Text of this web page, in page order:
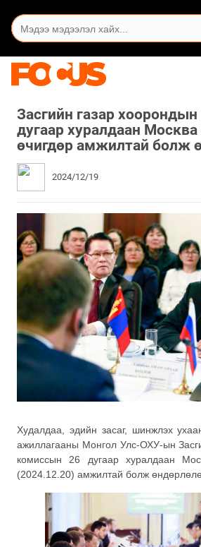
Засгийн газар
дугаар хуралдаан Москва
өчигдөр амжилтай болж
2024/12/19
Худалдаа, эдийн засаг, шинжлэх
ажиллагааны Монгол Улс-ОХУ-ын
комиссын 26 дугаар хуралдаан
(2024.12.20) амжилтай болж